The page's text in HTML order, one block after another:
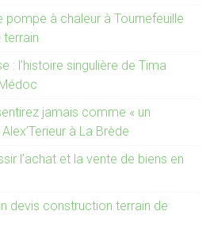
pompe à chaleur à Tournefeuille
terrain
: l’histoire singulière de Tima
jamais comme « un
à La Brède
l’achat et la vente de biens en
devis construction terrain de